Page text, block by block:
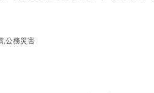
,公務災害